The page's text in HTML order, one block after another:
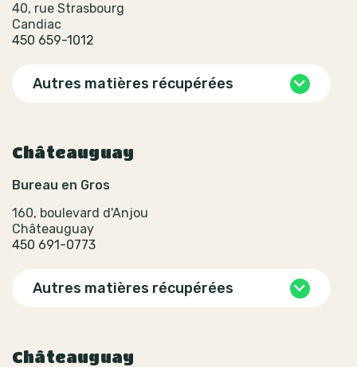
40, rue Strasbourg
Candiac
450 659-1012
Autres matières récupérées
Châteauguay
Bureau en Gros
160, boulevard d'Anjou
Châteauguay
450 691-0773
Autres matières récupérées
Châteauguay